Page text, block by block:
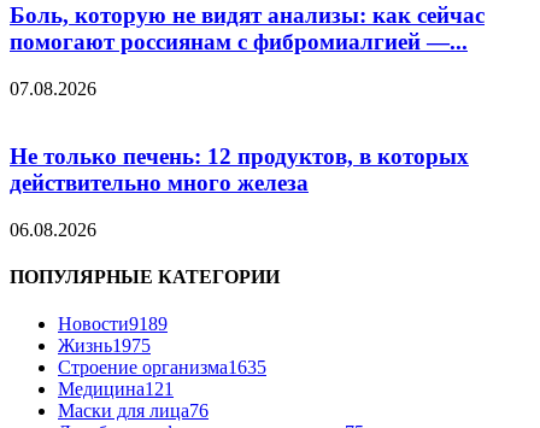
Боль, которую не видят анализы: как сейчас
помогают россиянам с фибромиалгией —...
07.08.2026
Не только печень: 12 продуктов, в которых
действительно много железа
06.08.2026
ПОПУЛЯРНЫЕ КАТЕГОРИИ
Новости9189
Жизнь1975
Строение организма1635
Медицина121
Маски для лица76